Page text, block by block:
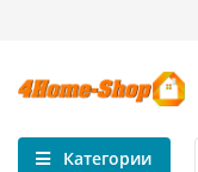
Категории